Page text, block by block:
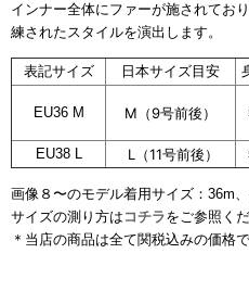
インナー全体にファーが施されてお
練されたスタイルを演出します。
表記サイズ 日本サイズ目安
EU36 M M （9号前後）
EU38 L L（11号前後）
画像８〜のモデル着用サイズ：36m
サイズの測り方は コチラをご参照くだ
＊当店の商品は全て関税込みの価格で